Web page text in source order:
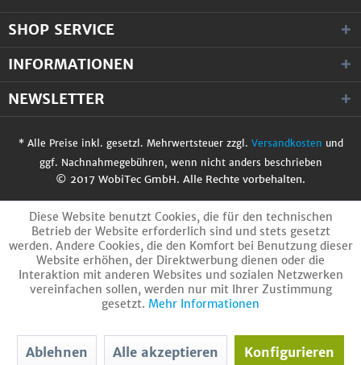
SHOP SERVICE
INFORMATIONEN
NEWSLETTER
* Alle Preise inkl. gesetzl. Mehrwertsteuer zzgl. Versandkosten und
ggf. Nachnahmegebühren, wenn nicht anders beschrieben
© 2017 WobiTec GmbH. Alle Rechte vorbehalten.
Diese Website benutzt Cookies, die für den technischen
Betrieb der Website erforderlich sind und stets gesetzt
werden. Andere Cookies, die den Komfort bei Benutzung dieser
Website erhöhen, der Direktwerbung dienen oder die
Interaktion mit anderen Websites und sozialen Netzwerken
vereinfachen sollen, werden nur mit Ihrer Zustimmung
gesetzt. Mehr Informationen
Ablehnen Alle akzeptieren Konfigurieren